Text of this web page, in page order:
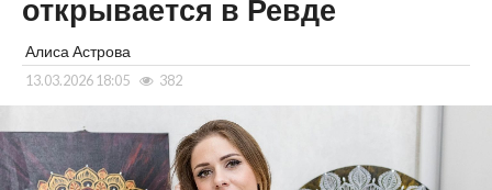
открывается в Ревде
Алиса Астрова
13.03.2026 18:05 382